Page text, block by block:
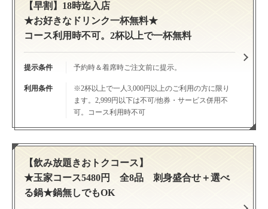
【早割】18時迄入店
★お好きなドリンク一杯無料★
コース利用時不可。2杯以上で一杯無料
提示条件 予約時＆着席時ご注文前に提示。
利用条件
※2杯以上で一人3,000円以上のご利用の方に限り
ます。2,999円以下は不可/他券・サービス併用不
可。コース利用時不可
【飲み放題きおトクコース】
★玉家コース5480円 全8品 刺身盛合せ＋選べ
る鍋★鍋無しでもOK
この店舗情報をシェアする
クーポン | 瀬戸物語 玉家
広島県広島市中区流川町2-4大久保ビル２F
https://tamaya-nagarekawa.owst.jp/coupons